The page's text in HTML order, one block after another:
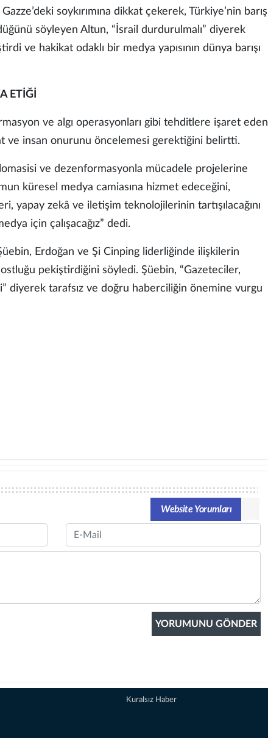
soykırımına dikkat çekerek, Türkiye’nin barış
söyleyen Altun, “İsrail durdurulmalı” diyerek
ve hakikat odaklı bir medya yapısının dünya barışı
ETİĞİ
ve algı operasyonları gibi tehditlere işaret eden
ve insan onurunu öncelemesi gerektiğini belirtti.
ve dezenformasyonla mücadele projelerine
küresel medya camiasına hizmet edeceğini,
yapay zekâ ve iletişim teknolojilerinin tartışılacağını
için çalışacağız” dedi.
Erdoğan ve Şi Cinping liderliğinde ilişkilerin
pekiştirdiğini söyledi. Şüebin, “Gazeteciler,
diyerek tarafsız ve doğru haberciliğin önemine vurgu
Website Yorumları
Email
Kuralsız Haber